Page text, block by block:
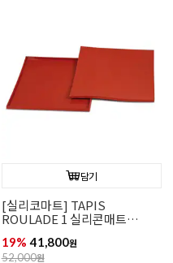
담기
[실리코마트] TAPIS
ROULADE 1 실리콘매트
19% 41,800원
52,000원